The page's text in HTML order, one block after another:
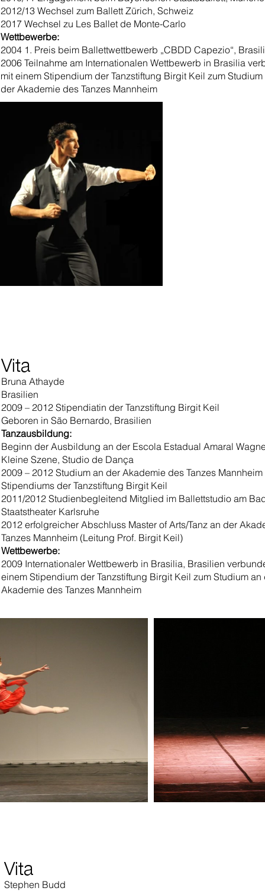
2012/13 Wechsel zum Ballett Zürich, Schweiz
2017 Wechsel zu Les Ballet de Monte-Carlo
Wettbewerbe:
2004 1. Preis beim Ballettwettbewerb „CBDD Capezio“,
2006 Teilnahme am Internationalen Wettbewerb in Brasilia
mit einem Stipendium der Tanzstiftung Birgit Keil zum Studium
der Akademie des Tanzes Mannheim
Vita
Bruna Athayde
Brasilien
2009 – 2012 Stipendiatin der Tanzstiftung Birgit Keil
Geboren in São Bernardo, Brasilien
Tanzausbildung:
Beginn der Ausbildung an der Escola Estadual Amaral
Kleine Szene, Studio de Dança
2009 – 2012 Studium an der Akademie des Tanzes
Stipendiums der Tanzstiftung Birgit Keil
2011/2012 Studienbegleitend Mitglied im Ballettstudio am
Staatstheater Karlsruhe
2012 erfolgreicher Abschluss Master of Arts/Tanz an der
Tanzes Mannheim (Leitung Prof. Birgit Keil)
Wettbewerbe:
2009 Internationaler Wettbewerb in Brasilia, Brasilien
einem Stipendium der Tanzstiftung Birgit Keil zum Studium an
Akademie des Tanzes Mannheim
Vita
Stephen Budd